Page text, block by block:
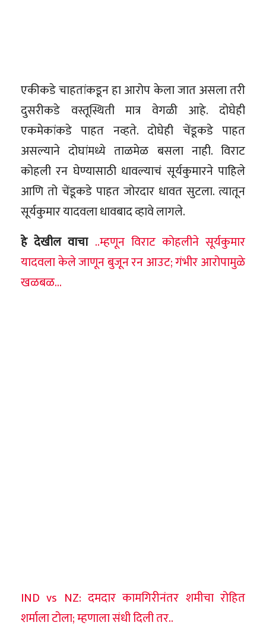
एकीकडे चाहतांकडून हा आरोप केला जात असला तरी
दुसरीकडे वस्तूस्थिती मात्र वेगळी आहे. दोघेही
एकमेकांकडे पाहत नव्हते. दोघेही चेंडूकडे पाहत
असल्याने दोघांमध्ये ताळमेळ बसला नाही. विराट
कोहली रन घेण्यासाठी धावल्याचं सूर्यकुमारने पाहिले
आणि तो चेंडूकडे पाहत जोरदार धावत सुटला. त्यातून
सूर्यकुमार यादवला धावबाद व्हावे लागले.
हे देखील वाचा ..म्हणून विराट कोहलीने सूर्यकुमार
यादवला केले जाणून बुजून रन आउट; गंभीर आरोपामुळे
खळबळ…
IND vs NZ: दमदार कामगिरीनंतर शमीचा रोहित
शर्माला टोला; म्हणाला संधी दिली तर..